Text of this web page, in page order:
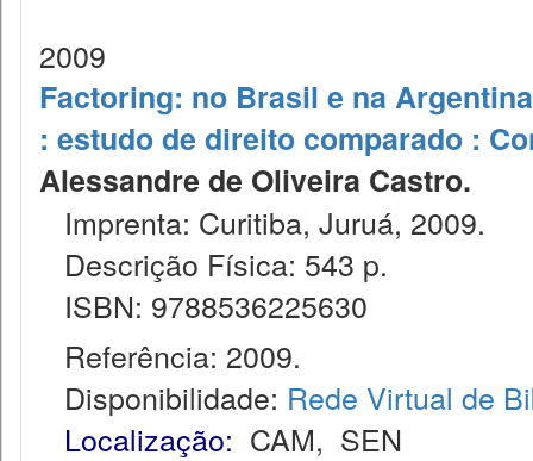
2009
Factoring: no Brasil e na
: estudo de direito comparado :
Alessandre de Oliveira Castro.
Imprenta: Curitiba, Juruá, 2009.
Descrição Física: 543 p.
ISBN: 9788536225630
Referência: 2009.
Disponibilidade: Rede Virtual de
Localização: CAM, SEN